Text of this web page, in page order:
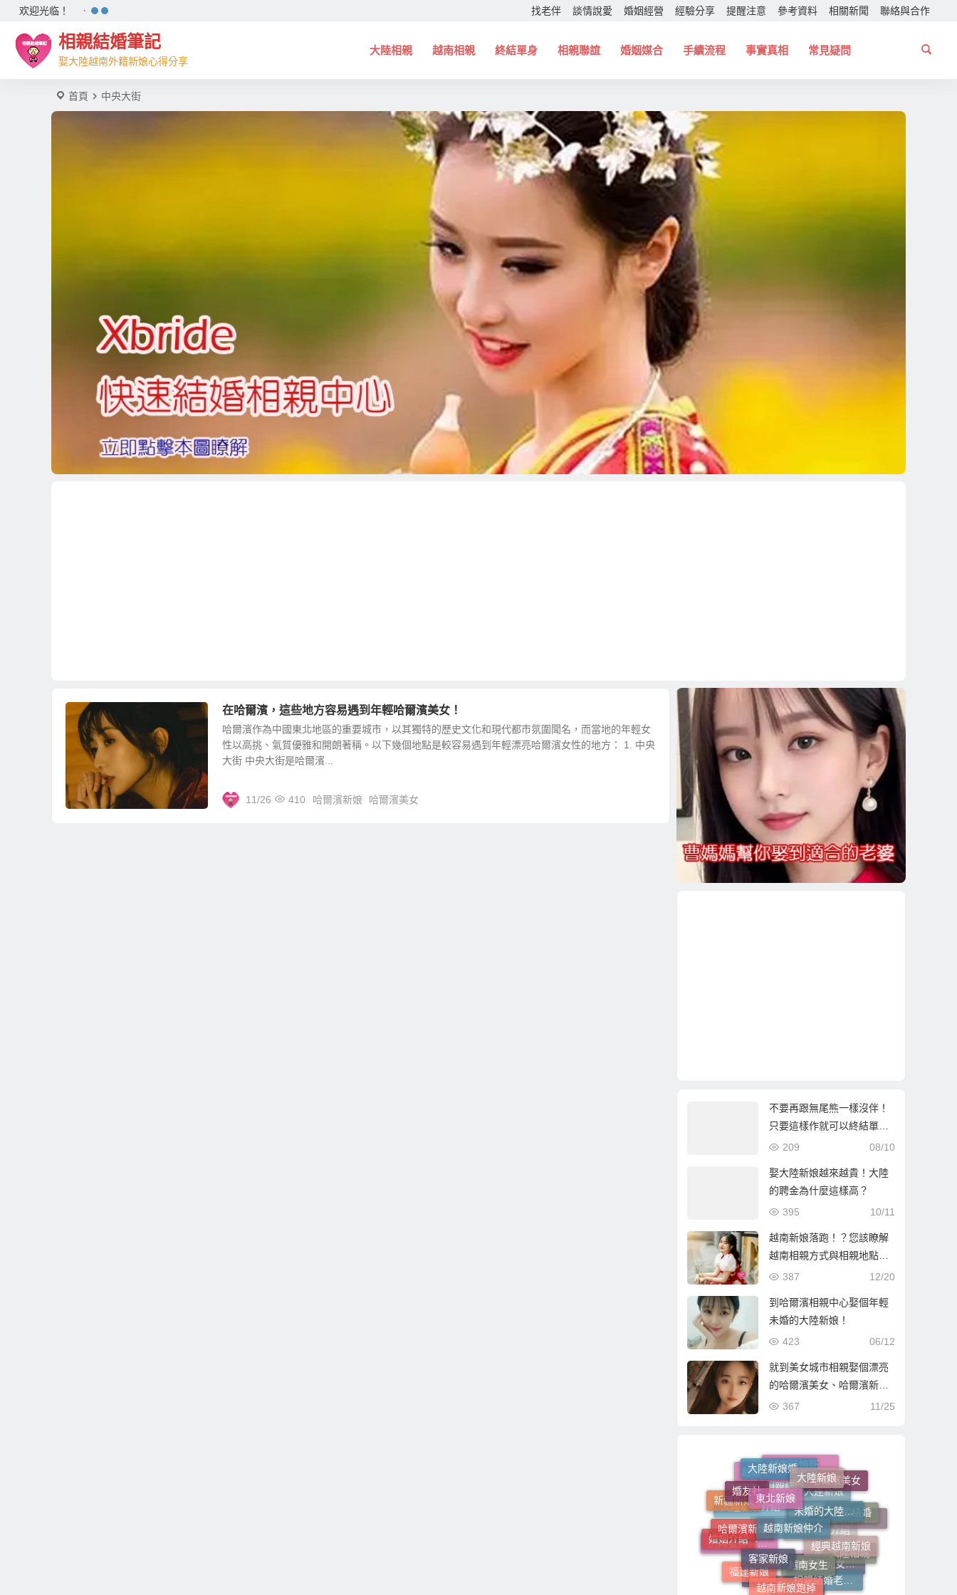
欢迎光临！ 找老伴 談情說愛 婚姻經營 經驗分享 提醒注意 參考資料 相關新聞 聯絡與合作
相親結婚筆記
娶大陸越南外籍新娘心得分享
大陸相親 越南相親 終結單身 相親聯誼 婚姻媒合 手續流程 事實真相 常見疑問
首頁 中央大街
在哈爾濱，這些地方容易遇到年輕哈爾濱美女！
哈爾濱作為中國東北地區的重要城市，以其獨特的歷史文化和現代都市氛圍聞名，而當地的年輕女
性以高挑、氣質優雅和開朗著稱。以下幾個地點是較容易遇到年輕漂亮哈爾濱女性的地方： 1. 中央
大街 中央大街是哈爾濱...
11/26 410 哈爾濱新娘 哈爾濱美女
不要再跟無尾熊一樣沒伴！
只要這樣作就可以終結單
身….
08/10
209
娶大陸新娘越來越貴！大陸
的聘金為什麼這樣高？
10/11
395
越南新娘落跑！？您該瞭解
越南相親方式與相親地點在
這問題的影響！
12/20
387
到哈爾濱相親中心娶個年輕
未婚的大陸新娘！
06/12
423
就到美女城市相親娶個漂亮
的哈爾濱美女、哈爾濱新
娘！
11/25
367
東北新娘
越南新娘仲介
未婚的大陸新娘
大陸新娘
大陸新娘婚姻媒合介紹所
婚友社
哈爾濱新娘
客家新娘
越南女生
經典越南新娘
立即結婚
哈爾濱美女
越南新娘死要錢
越南相親
新疆新娘
婚姻介紹
福建新娘
越南新娘跑掉
相親結婚老司機
大陸相親
大陸新娘婚姻媒合
大連新娘
相親結婚
大陸新娘介紹
別再被仲介唬爛
養媽
越南媒人
越南漂亮女生伴侶
越南新娘介紹
哈爾濱相親
大陸新娘仲介